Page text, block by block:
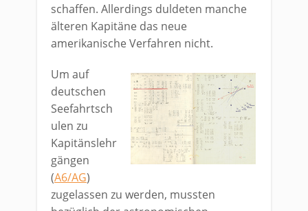
schaffen. Allerdings duldeten manche
älteren Kapitäne das neue
amerikanische Verfahren nicht.
Um auf
deutschen
Seefahrtsch
ulen zu
Kapitänslehr
gängen
(A6/AG)
zugelassen zu werden, mussten